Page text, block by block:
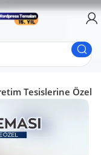
Tesislerine Özel